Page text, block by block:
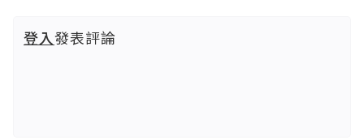
登入發表評論